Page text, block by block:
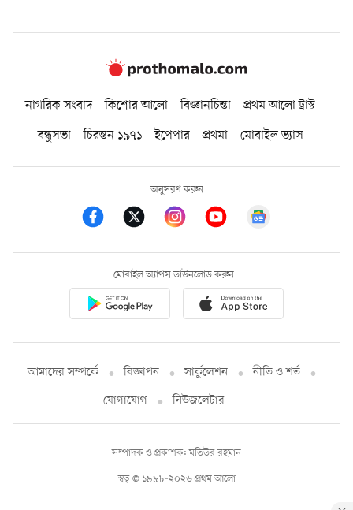
নাগরিক সংবাদ কিশোর আলো বিজ্ঞানচিন্তা
প্রথম আলো ট্রাস্ট
বন্ধুসভা
চিরন্তন ১৯৭১ ইপেপার প্রথমা মোবাইল ভ্যাস
অনুসরণ করুন
মোবাইল অ্যাপস ডাউনলোড করুন
আমাদের সম্পর্কে বিজ্ঞাপন সার্কুলেশন
নীতি ও শর্ত
যোগাযোগ
নিউজলেটার
স্বত্ব © ১৯৯৮-২০২৬ প্রথম আলো
সম্পাদক ও প্রকাশক: মতিউর রহমান